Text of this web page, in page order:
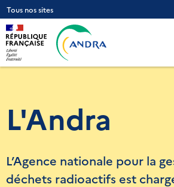
Aller
au
contenu
principal
Tous nos sites
L'Andra
L’Agence nationale pour la
déchets radioactifs est